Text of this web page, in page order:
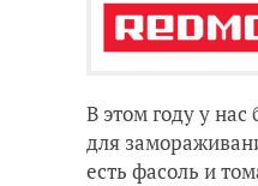
В этом году у
для
есть фасоль и